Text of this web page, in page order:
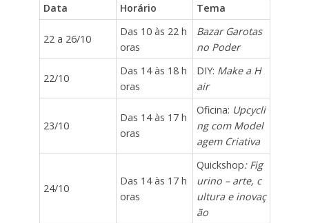
Data Horário Tema
22 a 26/10
Das 10 às 22 h
oras
Bazar Garotas
no Poder
22/10
Das 14 às 18 h
oras
DIY: Make a H
air
23/10
Das 14 às 17 h
oras
Oficina: Upcycli
ng com Model
agem Criativa
24/10
Das 14 às 17 h
oras
Quickshop: Fig
urino – arte, c
ultura e inovaç
ão